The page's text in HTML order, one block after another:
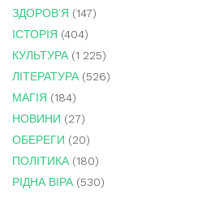
ЗДОРОВ'Я (147)
ІСТОРІЯ (404)
КУЛЬТУРА(1 225)
ЛІТЕРАТУРА(526)
МАГІЯ (184)
НОВИНИ (27)
ОБЕРЕГИ (20)
ПОЛІТИКА(180)
РІДНА ВІРА(530)